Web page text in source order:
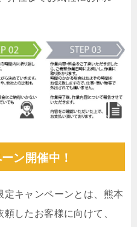
ン開催中！
キャンペーンとは、熊本
したお客様に向けて、